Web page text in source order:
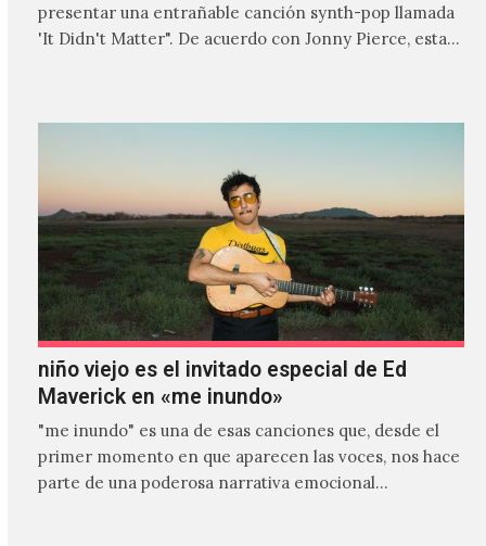
presentar una entrañable canción synth-pop llamada
'It Didn't Matter". De acuerdo con Jonny Pierce, esta
niño viejo es el invitado especial de Ed
Maverick en «me inundo»
"me inundo" es una de esas canciones que, desde el
primer momento en que aparecen las voces, nos hace
parte de una poderosa narrativa emocional…